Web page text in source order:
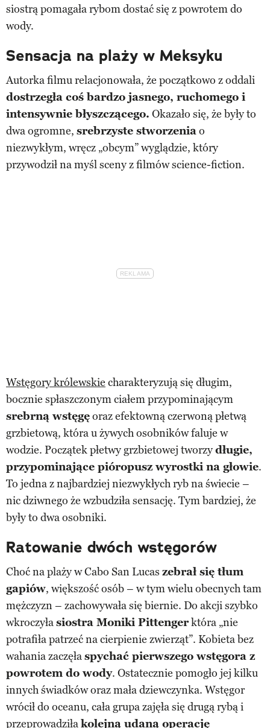
siostrą pomagała rybom dostać się z powrotem do
wody.
Sensacja na plaży w Meksyku
Autorka filmu relacjonowała, że początkowo z oddali
dostrzegła coś bardzo jasnego, ruchomego i
intensywnie błyszczącego. Okazało się, że były to
dwa ogromne, srebrzyste stworzeniao
niezwykłym, wręcz „obcym” wyglądzie, który
przywodził na myśl sceny z filmów science-fiction.
Wstęgory królewskie charakteryzują się długim,
bocznie spłaszczonym ciałem przypominającym
srebrną wstęgęoraz efektowną czerwoną płetwą
grzbietową, która u żywych osobników faluje w
wodzie. Początek płetwy grzbietowej tworzydługie,
przypominające pióropusz wyrostki na głowie.
To jedna z najbardziej niezwykłych ryb na świecie –
nic dziwnego że wzbudziła sensację. Tym bardziej, że
były to dwa osobniki.
Ratowanie dwóch wstęgorów
Choć na plaży w Cabo San Lucas zebrał się tłum
gapiów, większość osób – w tym wielu obecnych tam
mężczyzn – zachowywała się biernie. Do akcji szybko
wkroczyłasiostra Moniki Pittengerktóra „nie
potrafiła patrzeć na cierpienie zwierząt”. Kobieta bez
wahania zaczęłaspychać pierwszego wstęgora z
powrotem do wody. Ostatecznie pomogło jej kilku
innych świadków oraz mała dziewczynka. Wstęgor
wrócił do oceanu, cała grupa zajęła się drugą rybą i
przeprowadziłakolejną udaną operację